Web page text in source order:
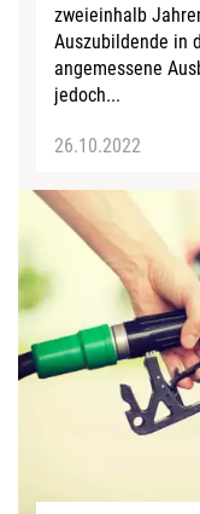
zweieinhalb
Auszubildende in
angemessene
jedoch...
26.10.2022